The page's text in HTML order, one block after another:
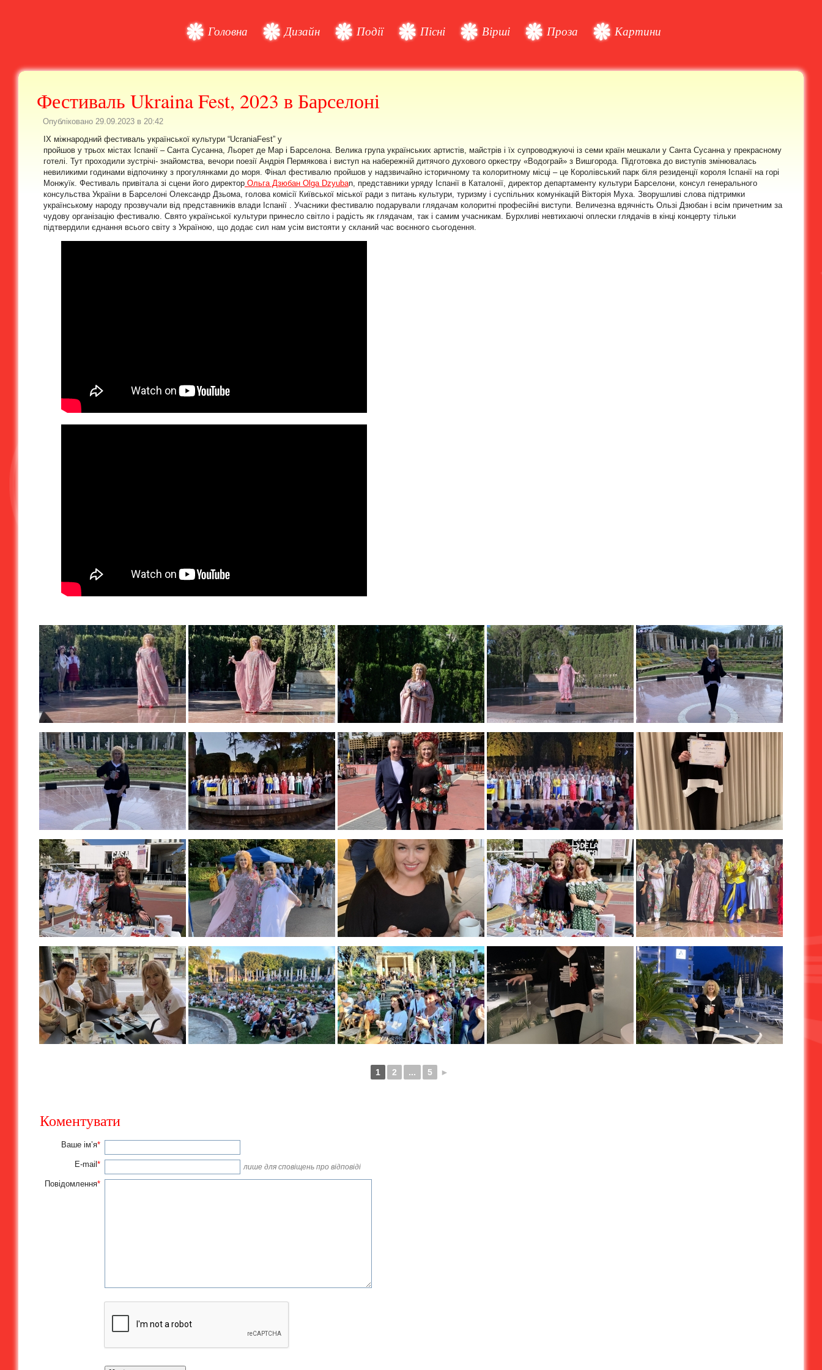
Головна Дизайн Події Пісні Вірші Проза Картини
Фестиваль Ukraina Fest, 2023 в Барселоні
Опубліковано 29.09.2023 в 20:42
IX міжнародний фестиваль української культури “UcraniaFest” у
пройшов у трьох містах Іспанії – Санта Сусанна, Льорет де Мар і Барселона. Велика група українських артистів, майстрів і їх супроводжуючі із семи країн мешкали у Санта Сусанна у прекрасному
готелі. Тут проходили зустрічі- знайомства, вечори поезії Андрія Пермякова і виступ на набережній дитячого духового оркестру «Водограй» з Вишгорода. Підготовка до виступів змінювалась
невиликими годинами відпочинку з прогулянками до моря. Фінал фестивалю пройшов у надзвичайно історичному та колоритному місці – це Королівський парк біля резиденції короля Іспанії на горі
Монжуїк. Фестиваль привітала зі сцени його директор Ольга Дзюбан Olga Dzyuban, представники уряду Іспанії в Каталонії, директор департаменту культури Барселони, консул генерального
консульства України в Барселоні Олександр Дзьома, голова комісії Київської міської ради з питань культури, туризму і суспільних комунікацій Вікторія Муха. Зворушливі слова підтримки
українському народу прозвучали від представників влади Іспанії . Учасники фестивалю подарували глядачам колоритні професійні виступи. Величезна вдячність Ользі Дзюбан і всім причетним за
чудову організацію фестивалю. Свято української культури принесло світло і радість як глядачам, так і самим учасникам. Бурхливі невтихаючі оплески глядачів в кінці концерту тільки
підтвердили єднання всього світу з Україною, що додає сил нам усім вистояти у скланий час воєнного сьогодення.
1 2 ... 5 ►
Коментувати
Ваше ім’я*
E-mail* лише для сповіщень про відповіді
Повідомлення*